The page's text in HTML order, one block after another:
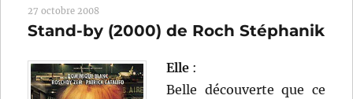
l’article
27 octobre 2008
Stand-by (2000) de Roch Stéphanik
Elle :
Belle découverte que ce